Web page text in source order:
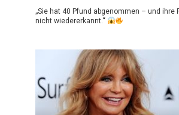
„Sie hat 40 Pfund abgenommen – und ihre
nicht wiedererkannt.“